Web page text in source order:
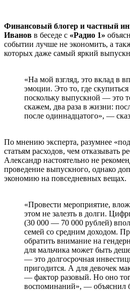
Финансовый блогер и частный
Иванов в беседе с «Радио 1»
событии лучше не экономить, а
которых даже самый яркий
«На мой взгляд, это вклад в
эмоции. Это то, где скупиться
поскольку выпускной — это
скажем, два раза в жизни:
после одиннадцатого», —
По мнению эксперта, разумнее
статьям расходов, чем отказывать
Александр настоятельно не
проведение выпускного, однако
экономию на повседневных вещах.
«Провести мероприятие,
этом не залезть в долги.
(30 000 — 70 000 рублей)
семей со средним доходом.
обратить внимание на
для мальчика может быть
— это долгосрочная
пригодится. А для девочек
— фактор разовый. Но оно
воспоминаний», — объяснил